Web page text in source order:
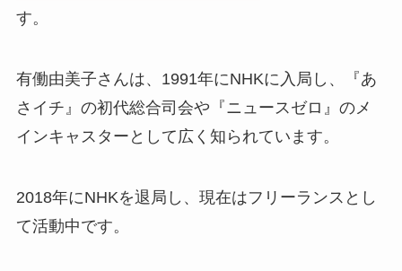
す。
有働由美子さんは、1991年にNHKに入局し、『あ
さイチ』の初代総合司会や『ニュースゼロ』のメ
インキャスターとして広く知られています。
2018年にNHKを退局し、現在はフリーランスとし
て活動中です。